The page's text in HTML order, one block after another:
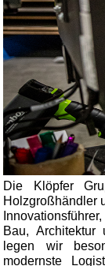
Die Klöpfer
Holzgroßhändler
Bau, Architektur
legen wir
modernste